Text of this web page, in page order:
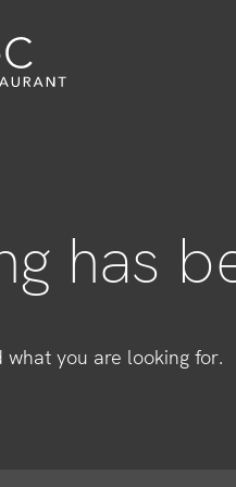
has
you are looking for.